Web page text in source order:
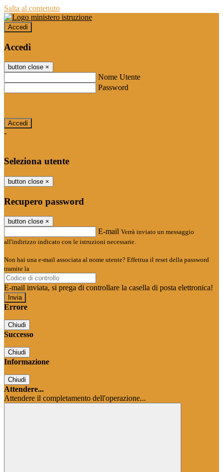
Salta al contenuto
Accedi
Accedi
button close ×
Nome Utente
Password
-
Seleziona utente
button close ×
Recupero password
button close ×
E-mail Verrà inviato un messaggio
all'indirizzo indicato con le istruzioni necessarie.
Non hai una e-mail associata al nome utente? Effettua il reset della password
tramite la
E-mail inviata, si prega di controllare la casella di posta elettronica!
Errore
Chiudi
Successo
Chiudi
Informazione
Chiudi
Attendere...
Attendere il completamento dell'operazione...